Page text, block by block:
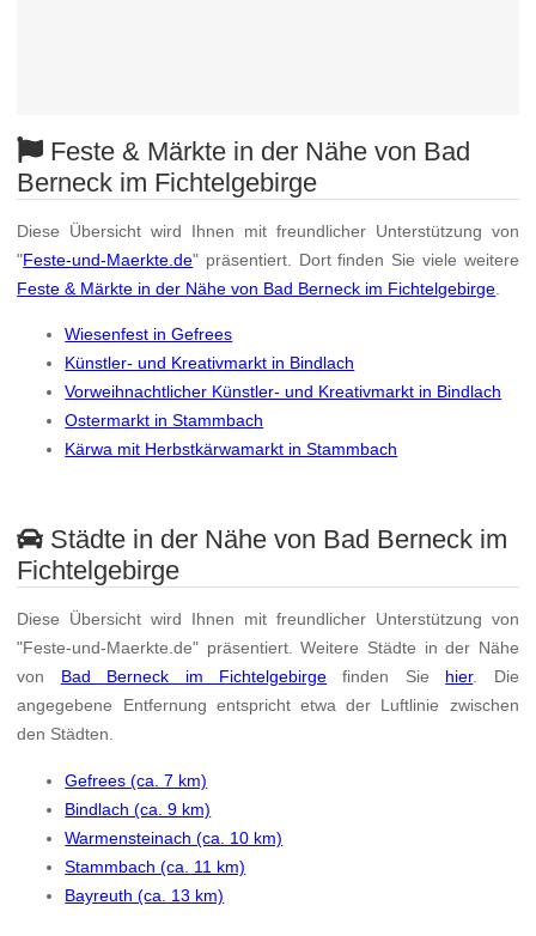
Feste & Märkte in der Nähe von Bad
Berneck im Fichtelgebirge
Diese Übersicht wird Ihnen mit freundlicher Unterstützung von
"Feste-und-Maerkte.de" präsentiert. Dort finden Sie viele weitere
Feste & Märkte in der Nähe von Bad Berneck im Fichtelgebirge
Wiesenfest in Gefrees
Künstler- und Kreativmarkt in Bindlach
Vorweihnachtlicher Künstler- und Kreativmarkt in Bindlach
Ostermarkt in Stammbach
Kärwa mit Herbstkärwamarkt in Stammbach
Städte in der Nähe von Bad Berneck im
Fichtelgebirge
Diese Übersicht wird Ihnen mit freundlicher Unterstützung von
"Feste-und-Maerkte.de" präsentiert. Weitere Städte in der Nähe
von Bad Berneck im Fichtelgebirge finden Sie hier. Die
angegebene Entfernung entspricht etwa der Luftlinie zwischen
den Städten.
Gefrees (ca. 7 km)
Bindlach (ca. 9 km)
Warmensteinach (ca. 10 km)
Stammbach (ca. 11 km)
Bayreuth (ca. 13 km)